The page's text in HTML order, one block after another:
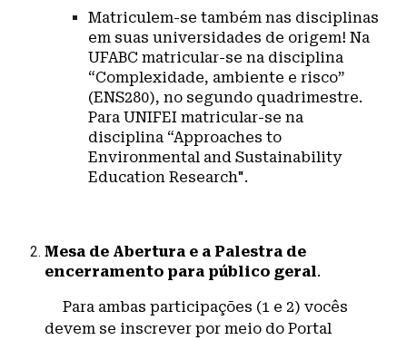
Matriculem-se também nas disciplinas
em suas universidades de origem! Na
UFABC matricular-se na disciplina
“Complexidade, ambiente e risco”
(ENS280), no segundo quadrimestre.
Para UNIFEI matricular-se na
disciplina “Approaches to
Environmental and Sustainability
Education Research".
Mesa de Abertura e a Palestra de
encerramento para público geral.
Para ambas participações (1 e 2) vocês
devem se inscrever por meio do Portal